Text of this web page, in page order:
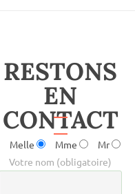
RESTONS
EN
CONTACT
Melle Mme
Mr
Votre nom (obligatoire)